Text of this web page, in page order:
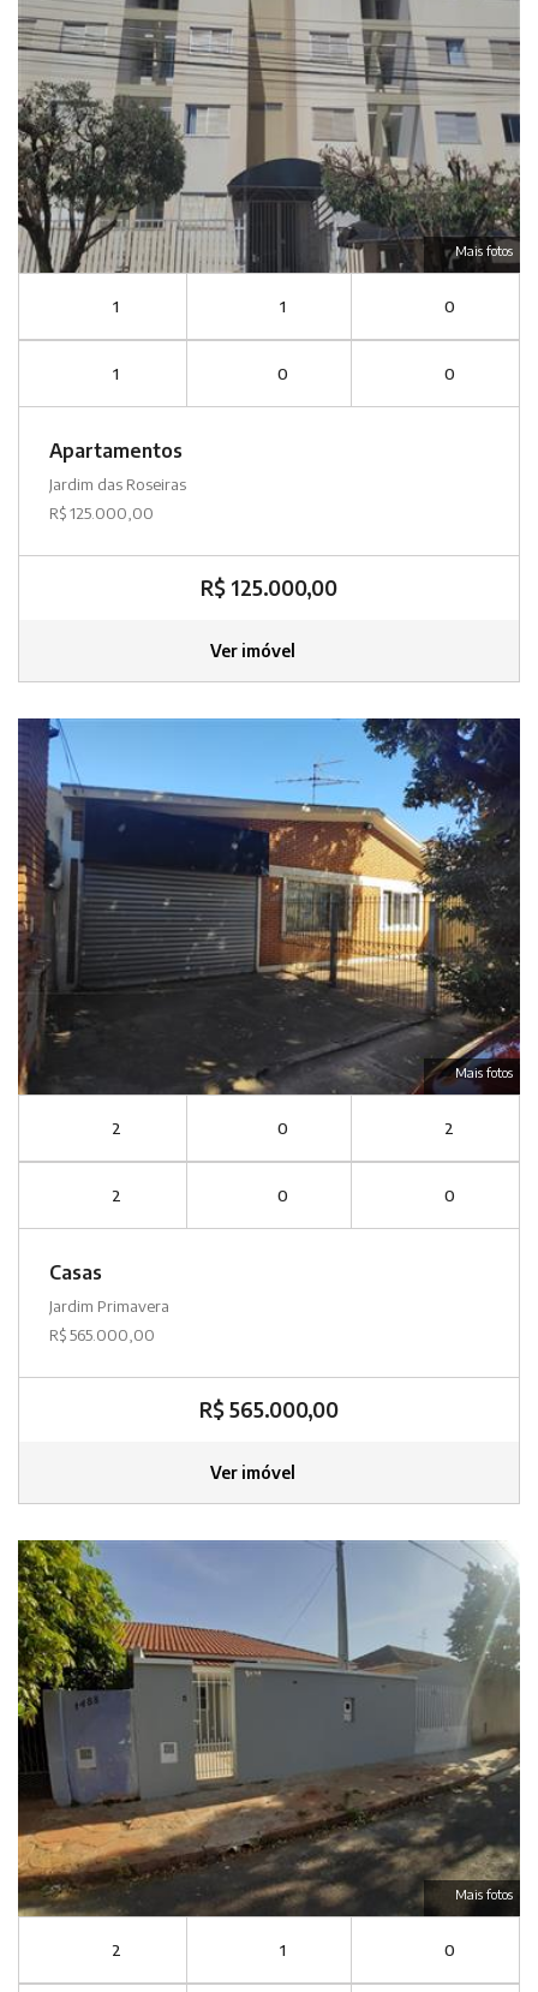
Mais fotos
1 1 0
1 0 0
Apartamentos
Jardim das Roseiras
R$ 125.000,00
R$ 125.000,00
Ver imóvel
Mais fotos
2 0 2
2 0 0
Casas
Jardim Primavera
R$ 565.000,00
R$ 565.000,00
Ver imóvel
Mais fotos
2 1 0